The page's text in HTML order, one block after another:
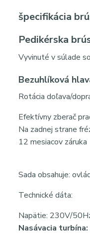
špecifikácia
Pedikérska
Vyvinuté v súlade
Bezuhlíková
Rotácia doľava/
Efektívny zberač
Na zadnej strane
12 mesiacov záruka
Sada obsahuje:
Technické dáta:
Napätie: 230V/
Nasávacia